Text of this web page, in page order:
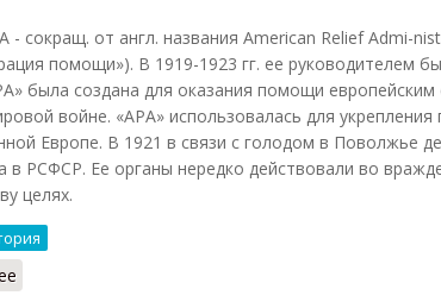
- сокращ. от англ. названия American Relief Admi-
помощи»). В 1919-1923 гг. ее руководителем
была создана для оказания помощи
войне. «АРА» использовалась для
Европе. В 1921 в связи с голодом в Поволжье
в РСФСР. Ее органы нередко действовали во
целях.